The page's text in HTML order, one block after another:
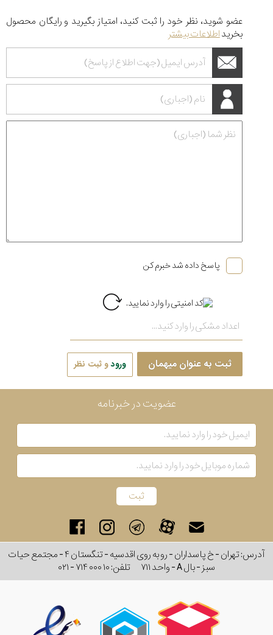
عضو شوید، نظر خود را ثبت کنید، امتیاز بگیرید و رایگان محصول
بخریداطلاعات بیشتر
پاسخ داده شد خبرم کن
ثبت به عنوان میهمان ورودو ثبت نظر
عضویت در خبرنامه
آدرس: تهران - خ پاسداران - رو به روی اقدسیه - تنگستان ۴ - مجتمع حیات
سبز - بال A - واحد ۷۱۱
تلفن:۰۲۱ - ۷۱۴ ۰۰۰ ۱۰